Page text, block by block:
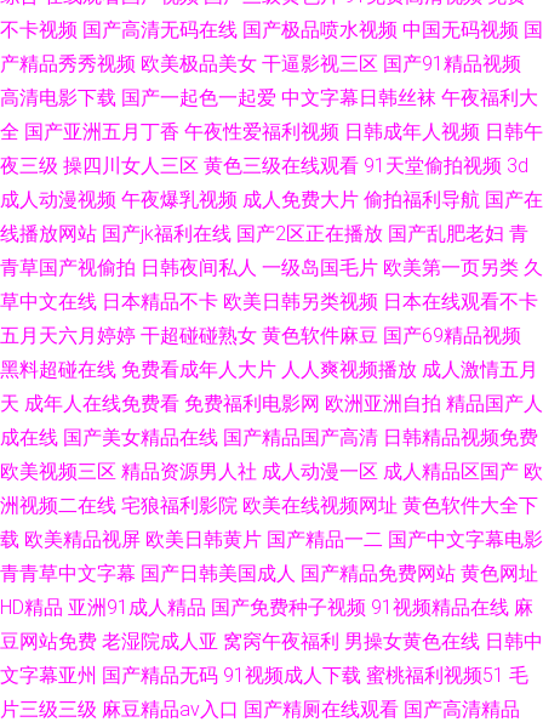
不卡视频 国产高清无码在线 国产极品喷水视频 中国无码视频 国
产精品秀秀视频 欧美极品美女 干逼影视三区 国产91精品视频
高清电影下载 国产一起色一起爱 中文字幕日韩丝袜 午夜福利大
全 国产亚洲五月丁香 午夜性爱福利视频 日韩成年人视频 日韩午
夜三级 操四川女人三区 黄色三级在线观看 91天堂偷拍视频 3d
成人动漫视频 午夜爆乳视频 成人免费大片 偷拍福利导航 国产在
线播放网站 国产jk福利在线 国产2区正在播放 国产乱肥老妇 青
青草国产视偷拍 日韩夜间私人 一级岛国毛片 欧美第一页另类 久
草中文在线 日本精品不卡 欧美日韩另类视频 日本在线观看不卡
五月天六月婷婷 干超碰碰熟女 黄色软件麻豆 国产69精品视频
黑料超碰在线 免费看成年人大片 人人爽视频播放 成人激情五月
天 成年人在线免费看 免费福利电影网 欧洲亚洲自拍 精品国产人
成在线 国产美女精品在线 国产精品国产高清 日韩精品视频免费
欧美视频三区 精品资源男人社 成人动漫一区 成人精品区国产 欧
洲视频二在线 宅狼福利影院 欧美在线视频网址 黄色软件大全下
载 欧美精品视屏 欧美日韩黄片 国产精品一二 国产中文字幕电影
青青草中文字幕 国产日韩美国成人 国产精品免费网站 黄色网址
HD精品 亚洲91成人精品 国产免费种子视频 91视频精品在线 麻
豆网站免费 老湿院成人亚 窝窉午夜福利 男操女黄色在线 日韩中
文字幕亚州 国产精品无码 91视频成人下载 蜜桃福利视频51 毛
片三级三级 麻豆精品av入口 国产精厕在线观看 国产高清精品